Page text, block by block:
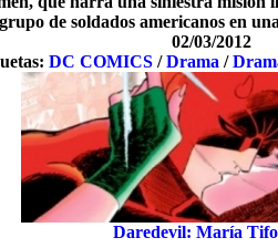
de soldados americanos en
02/03/2012
DC COMICS /Drama /
Daredevil: María